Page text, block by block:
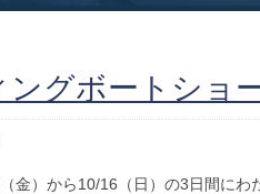
ングボートショ
金）から10/16（日）の3日間にわ